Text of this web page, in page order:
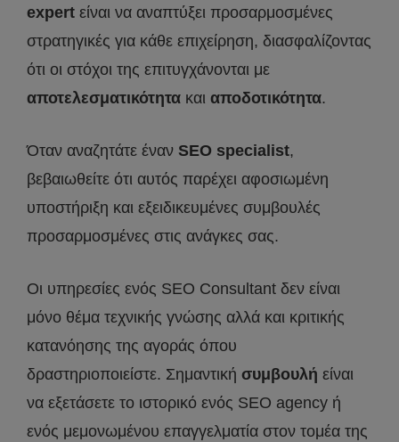
expert είναι να αναπτύξει προσαρμοσμένες
στρατηγικές για κάθε επιχείρηση, διασφαλίζοντας
ότι οι στόχοι της επιτυγχάνονται με
αποτελεσματικότητα και αποδοτικότητα.
Όταν αναζητάτε έναν SEO specialist,
βεβαιωθείτε ότι αυτός παρέχει αφοσιωμένη
υποστήριξη και εξειδικευμένες συμβουλές
προσαρμοσμένες στις ανάγκες σας.
Οι υπηρεσίες ενός SEO Consultant δεν είναι
μόνο θέμα τεχνικής γνώσης αλλά και κριτικής
κατανόησης της αγοράς όπου
δραστηριοποιείστε. Σημαντική συμβουλή είναι
να εξετάσετε το ιστορικό ενός SEO agency ή
ενός μεμονωμένου επαγγελματία στον τομέα της